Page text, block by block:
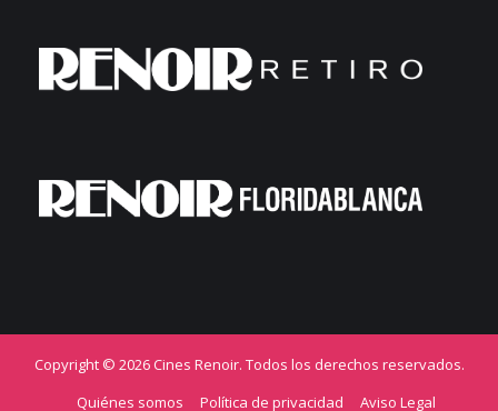
Copyright © 2026 Cines Renoir. Todos los derechos reservados.
Quiénes somos
Política de privacidad Aviso Legal